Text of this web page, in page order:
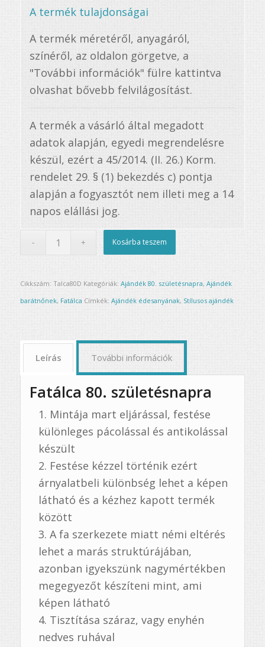
A termék tulajdonságai
A termék méretéről, anyagáról,
színéről, az oldalon görgetve, a
"További információk" fülre kattintva
olvashat bővebb felvilágosítást.
A termék a vásárló által megadott
adatok alapján, egyedi megrendelésre
készül, ezért a 45/2014. (II. 26.) Korm.
rendelet 29. § (1) bekezdés c) pontja
alapján a fogyasztót nem illeti meg a 14
napos elállási jog.
Kosárba teszem
Cikkszám: Talca80D Kategóriák: Ajándék 80. születésnapra, Ajándék
barátnőnek, Fatálca Címkék: Ajándék édesanyának, Stílusos ajándék
Leírás További információk
Fatálca 80. születésnapra
Mintája mart eljárással, festése
különleges pácolással és antikolással
készült
Festése kézzel történik ezért
árnyalatbeli különbség lehet a képen
látható és a kézhez kapott termék
között
A fa szerkezete miatt némi eltérés
lehet a marás struktúrájában,
azonban igyekszünk nagymértékben
megegyezőt készíteni mint, ami
képen látható
Tisztítása száraz, vagy enyhén
nedves ruhával